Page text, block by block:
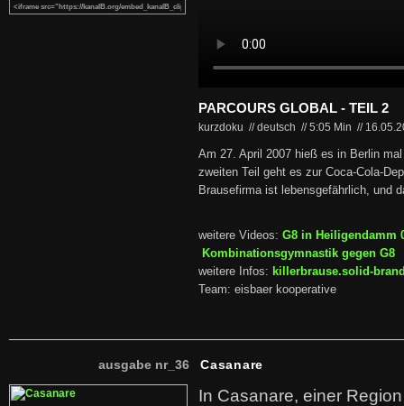
PARCOURS GLOBAL - TEIL 2
kurzdoku // deutsch //5:05 Min //
Am 27. April 2007 hieß es in Berlin
zweiten Teil geht es zur Coca-Cola-
Brausefirma ist lebensgefährlich, und
weitere Videos: G8 in Heiligendamm
Kombinationsgymnastik gegen G8
weitere Infos: killerbrause.solid-
Team: eisbaer kooperative
ausgabe nr_36 Casanare
In Casanare, einer